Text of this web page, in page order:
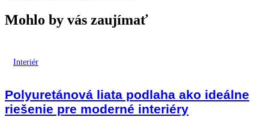
Mohlo by vás zaujímať
Interiér
Polyuretánová liata podlaha ako ideálne
riešenie pre moderné interiéry